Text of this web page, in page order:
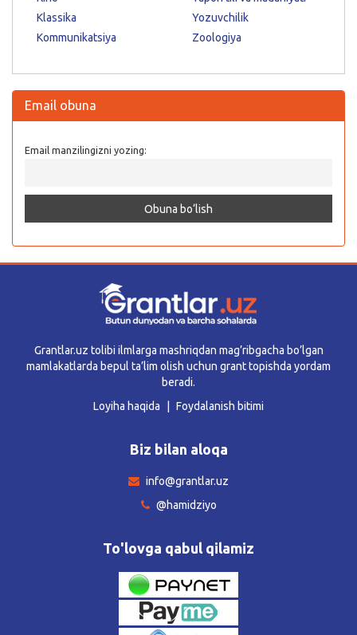
Klassika
Kommunikatsiya
Yozuvchilik
Zoologiya
Email obuna
Email manzilingizni yozing:
Grantlar.uz tolibi ilmlarga mashriqdan mag’ribgacha bo’lgan
mamlakatlarda bepul ta’lim olish uchun grant topishda yordam
beradi.
Loyiha haqida
Foydalanish bitimi
Biz bilan aloqa
info@grantlar.uz
@hamidziyo
To'lovga qabul qilamiz